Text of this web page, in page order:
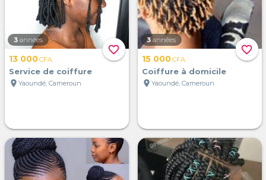
favorite_border
3 années
13 000CFA
Service de coiffure
location_on Yaoundé, Cameroun
favorite_border
3 années
15 000CFA
Coiffure à domicile
location_on Yaoundé, Cameroun